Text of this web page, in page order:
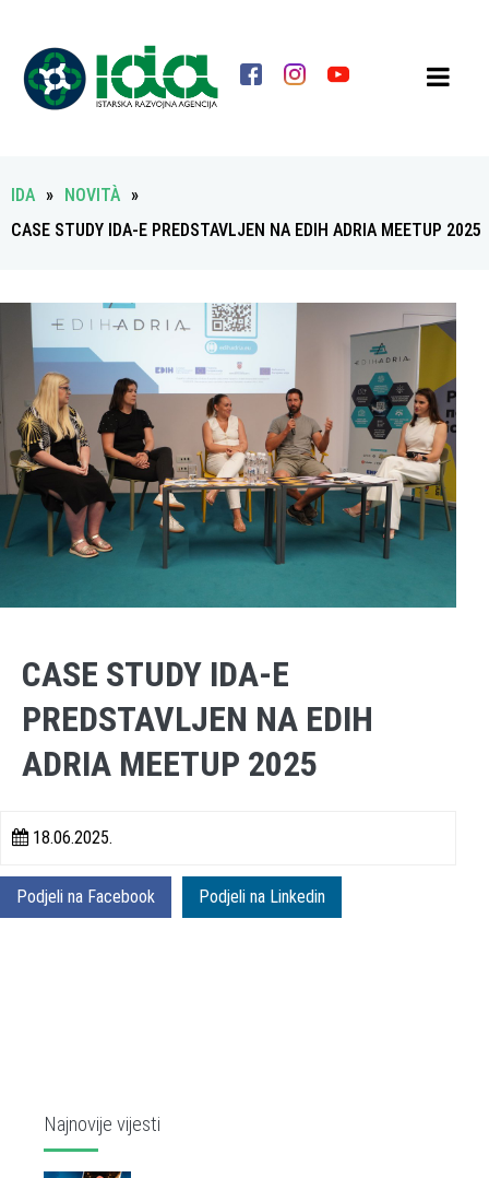
IDA » NOVITÀ »
CASE STUDY IDA-E PREDSTAVLJEN NA EDIH ADRIA MEETUP 2025
CASE STUDY IDA-E
PREDSTAVLJEN NA EDIH
ADRIA MEETUP 2025
18.06.2025.
Podjeli na Facebook Podjeli na Linkedin
Najnovije vijesti